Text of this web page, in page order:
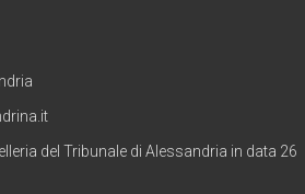
del Tribunale di Alessandria in data 26